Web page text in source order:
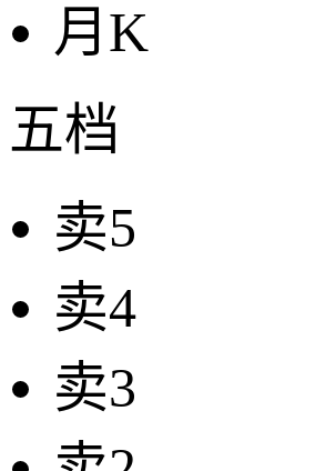
月K
五档
卖5
卖4
卖3